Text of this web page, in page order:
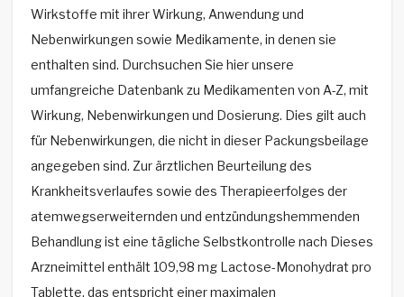
Wirkstoffe mit ihrer Wirkung, Anwendung und
Nebenwirkungen sowie Medikamente, in denen sie
enthalten sind. Durchsuchen Sie hier unsere
umfangreiche Datenbank zu Medikamenten von A-Z, mit
Wirkung, Nebenwirkungen und Dosierung. Dies gilt auch
für Nebenwirkungen, die nicht in dieser Packungsbeilage
angegeben sind. Zur ärztlichen Beurteilung des
Krankheitsverlaufes sowie des Therapieerfolges der
atemwegserweiternden und entzündungshemmenden
Behandlung ist eine tägliche Selbstkontrolle nach Dieses
Arzneimittel enthält 109,98 mg Lactose-Monohydrat pro
Tablette, das entspricht einer maximalen